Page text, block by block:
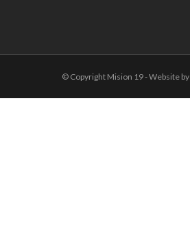
© Copyright Mision 19 - Website by